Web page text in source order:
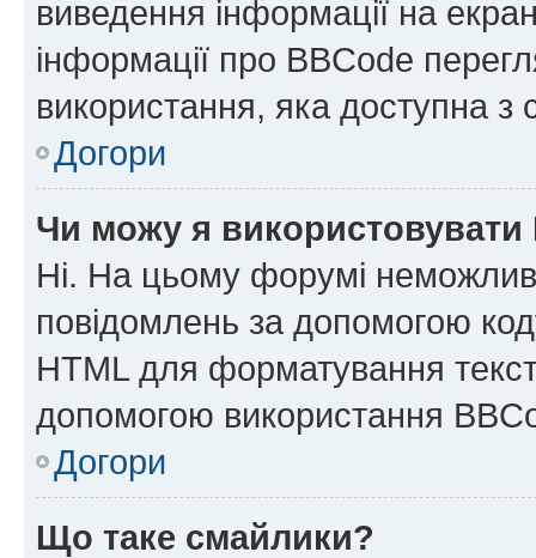
виведення інформації на
інформації про BBCode
використання, яка доступна з
Догори
Чи можу я використовувати
Ні. На цьому форумі
повідомлень за допомогою
HTML для форматування
допомогою використання
Догори
Що таке смайлики?